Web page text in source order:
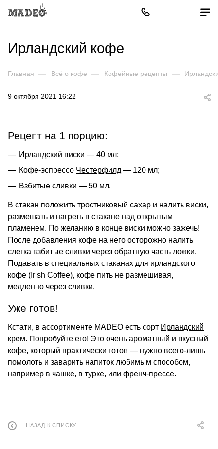
Ирландский кофе
Главная — Всё о кофе — Кофейные рецепты —
9 октября 2021 16:22
Рецепт на 1 порцию:
Ирландский виски — 40 мл;
Кофе-эспрессо Честерфилд — 120 мл;
Взбитые сливки — 50 мл.
В стакан положить тростниковый сахар и налить виски,
размешать и нагреть в стакане над открытым
пламенем. По желанию в конце виски можно зажечь!
После добавления кофе на него осторожно налить
слегка взбитые сливки через обратную часть ложки.
Подавать в специальных стаканах для ирландского
кофе (Irish Coffee), кофе пить не размешивая,
медленно через сливки.
Уже готов!
Кстати, в ассортименте MADEO есть сорт Ирландский
крем. Попробуйте его! Это очень ароматный и вкусный
кофе, который практически готов — нужно всего-лишь
помолоть и заварить напиток любимым способом,
например в чашке, в турке, или френч-прессе.
НАЗАД К СПИСКУ